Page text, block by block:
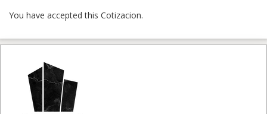
You have accepted this Cotizacion.